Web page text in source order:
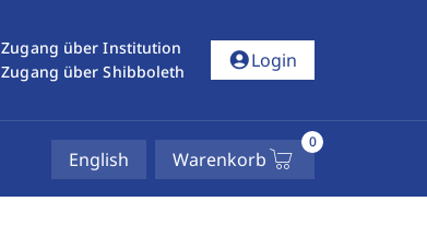
Zugang über Institution
Zugang über Shibboleth
account_circleLogin
English Warenkorb
0